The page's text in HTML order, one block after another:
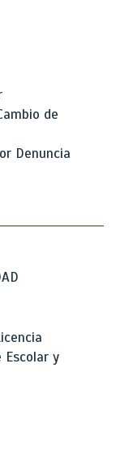
de
Denuncia
Escolar y